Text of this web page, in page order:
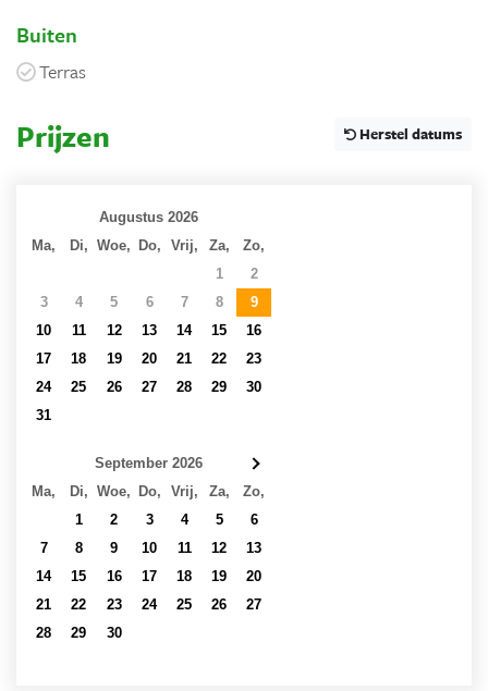
Buiten
Terras
Prijzen Herstel datums
Augustus 2026
Ma,
Di, Woe, Do, Vrij, Za,
Zo,
1
2
3
4 5 6 7 8
9
10
11 12 13 14 15
16
17
18 19 20 21 22
23
24
25 26 27 28 29
30
31
September 2026
Ma,
Di, Woe, Do, Vrij, Za,
Zo,
1 2 3 4 5
6
7
8 9 10 11 12
13
14
15 16 17 18 19
20
21
22 23 24 25 26
27
28
29 30